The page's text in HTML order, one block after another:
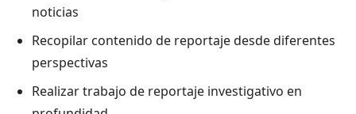
noticias
Recopilar contenido de reportaje desde diferentes
perspectivas
Realizar trabajo de reportaje investigativo en